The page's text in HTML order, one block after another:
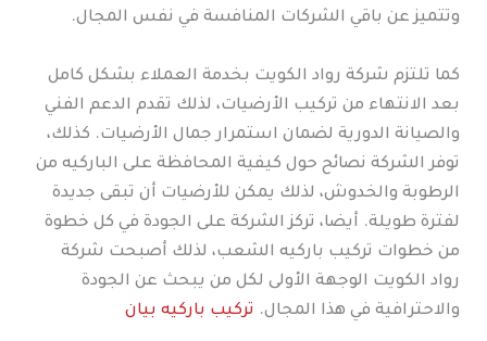
وتتميز عن باقي الشركات المنافسة في نفس المجال.
كما تلتزم شركة رواد الكويت بخدمة العملاء بشكل كامل
بعد الانتهاء من تركيب الأرضيات، لذلك تقدم الدعم الفني
والصيانة الدورية لضمان استمرار جمال الأرضيات. كذلك،
توفر الشركة نصائح حول كيفية المحافظة على الباركيه من
الرطوبة والخدوش، لذلك يمكن للأرضيات أن تبقى جديدة
لفترة طويلة. أيضا، تركز الشركة على الجودة في كل خطوة
من خطوات تركيب باركيه الشعب، لذلك أصبحت شركة
رواد الكويت الوجهة الأولى لكل من يبحث عن الجودة
والاحترافية في هذا المجال. تركيب باركيه بيان